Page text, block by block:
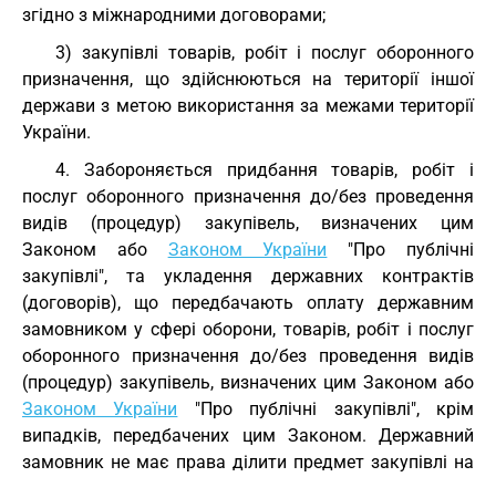
згідно з міжнародними договорами;
3) закупівлі товарів, робіт і послуг оборонного
призначення, що здійснюються на території іншої
держави з метою використання за межами території
України.
4. Забороняється придбання товарів, робіт і
послуг оборонного призначення до/без проведення
видів (процедур) закупівель, визначених цим
Законом або Законом України "Про публічні
закупівлі", та укладення державних контрактів
(договорів), що передбачають оплату державним
замовником у сфері оборони, товарів, робіт і послуг
оборонного призначення до/без проведення видів
(процедур) закупівель, визначених цим Законом або
Законом України "Про публічні закупівлі", крім
випадків, передбачених цим Законом. Державний
замовник не має права ділити предмет закупівлі на